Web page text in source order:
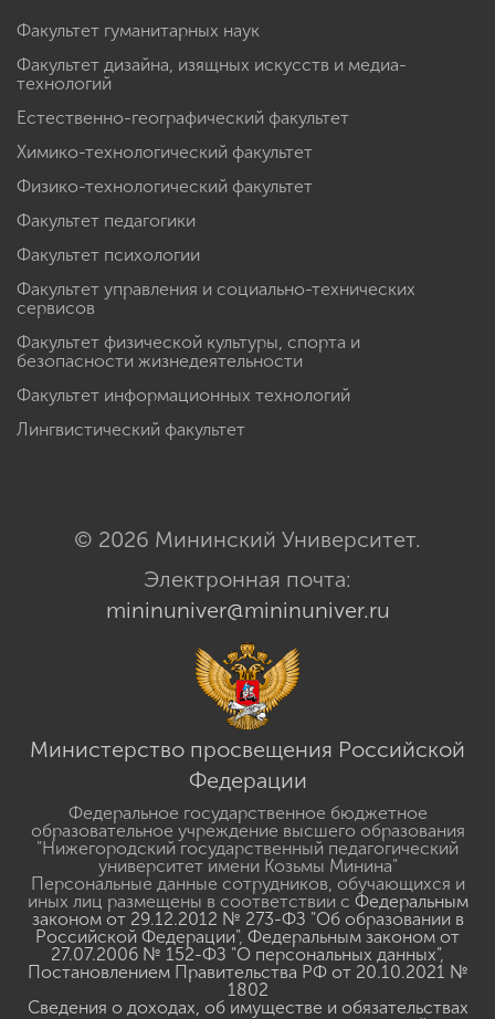
Факультет гуманитарных наук
Факультет дизайна, изящных искусств и медиа-
технологий
Естественно-географический факультет
Химико-технологический факультет
Физико-технологический факультет
Факультет педагогики
Факультет психологии
Факультет управления и социально-технических
сервисов
Факультет физической культуры, спорта и
безопасности жизнедеятельности
Факультет информационных технологий
Лингвистический факультет
© 2026 Мининский Университет.
Электронная почта:
mininuniver@mininuniver.ru
Министерство просвещения Российской
Федерации
Федеральное государственное бюджетное
образовательное учреждение высшего образования
"Нижегородский государственный педагогический
университет имени Козьмы Минина"
Персональные данные сотрудников, обучающихся и
иных лиц размещены в соответствии с Федеральным
законом от 29.12.2012 № 273-ФЗ "Об образовании в
Российской Федерации", Федеральным законом от
27.07.2006 № 152-ФЗ "О персональных данных",
Постановлением Правительства РФ от 20.10.2021 №
1802
Сведения о доходах, об имуществе и обязательствах